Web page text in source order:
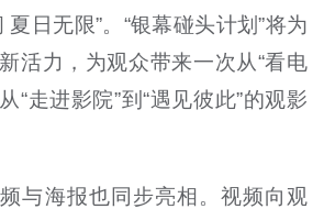
夏日无限”。“银幕碰头计划”将为
活力，为观众带来一次从“看电
“走进影院”到“遇见彼此”的观影
与海报也同步亮相。视频向观